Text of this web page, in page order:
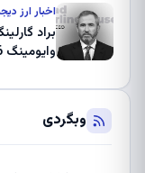
اخبار ارز
براد
وایومینگ 2026 – U.Today
وبگردی